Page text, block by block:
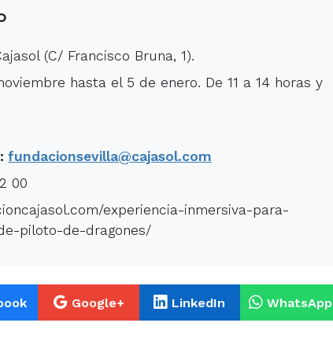
(C/ Francisco Bruna, 1).
hasta el 5 de enero. De 11 a 14 horas y
fundacionsevilla@cajasol.com
00
experiencia-inmersiva-para-
piloto-de-dragones/
Google+ LinkedIn WhatsApp